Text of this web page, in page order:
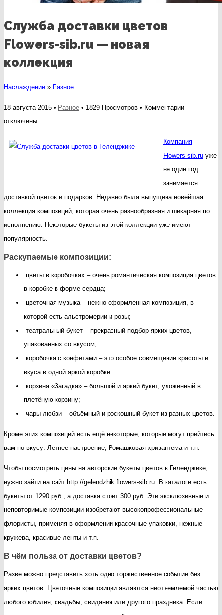
Служба доставки цветов
Flowers-sib.ru — новая
коллекция
Наслаждение » Разное
18 августа 2015 • Разное • 1829 Просмотров • Комментариик
отключены
Компания
Flowers-sib.ru уже
не один год
занимается
доставкой цветов и подарков. Недавно была выпущена новейшая
коллекция композиций, которая очень разнообразная и шикарная по
исполнению. Некоторые букеты из этой коллекции уже имеют
популярность.
Раскупаемые композиции:
цветы в коробочках – очень романтическая композиция цветов
в коробке в форме сердца;
цветочная музыка – нежно оформленная композиция, в
которой есть альстромерии и розы;
театральный букет – прекрасный подбор ярких цветов,
упакованных со вкусом;
коробочка с конфетами – это особое совмещение красоты и
вкуса в одной яркой коробке;
корзина «Загадка» – большой и яркий букет, уложенный в
плетёную корзину;
чары любви – объёмный и роскошный букет из разных цветов.
Кроме этих композиций есть ещё некоторые, которые могут прийтись
вам по вкусу: Летнее настроение, Ромашковая хризантема и т.п.
Чтобы посмотреть цены на авторские букеты цветов в Геленджике,
нужно зайти на сайт http://gelendzhik.flowers-sib.ru. В каталоге есть
букеты от 1290 руб., а доставка стоит 300 руб. Эти эксклюзивные и
неповторимые композиции изобретают высокопрофессиональные
флористы, применяя в оформлении красочные упаковки, нежные
кружева, красивые ленты и т.п.
В чём польза от доставки цветов?
Разве можно представить хоть одно торжественное событие без
ярких цветов. Цветочные композиции являются неотъемлемой частью
любого юбилея, свадьбы, свидания или другого праздника. Если